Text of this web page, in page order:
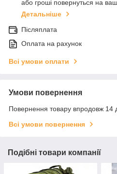
або гроші повернуться на
Детальніше
Післяплата
Оплата на рахунок
Всі умови оплати
Умови повернення
Повернення товару впродовж 14
Всі умови повернення
Подібні товари компанії